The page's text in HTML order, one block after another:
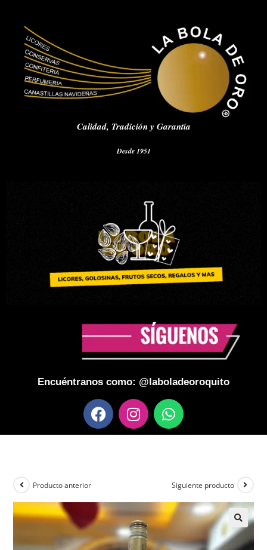
Calidad, Tradición y Garantía
Desde 1951
Encuéntranos como: @laboladeoroquito
Producto anterior Siguiente producto